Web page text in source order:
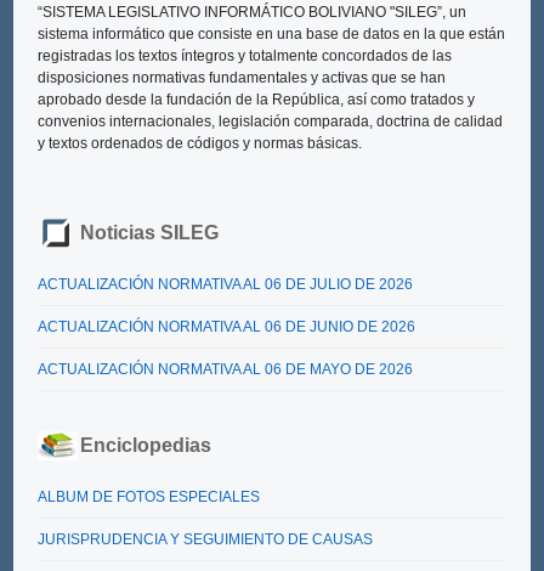
“SISTEMA LEGISLATIVO INFORMÁTICO BOLIVIANO "SILEG”, un
sistema informático que consiste en una base de datos en la que están
registradas los textos íntegros y totalmente concordados de las
disposiciones normativas fundamentales y activas que se han
aprobado desde la fundación de la República, así como tratados y
convenios internacionales, legislación comparada, doctrina de calidad
y textos ordenados de códigos y normas básicas.
Noticias SILEG
ACTUALIZACIÓN NORMATIVA AL 06 DE JULIO DE 2026
ACTUALIZACIÓN NORMATIVA AL 06 DE JUNIO DE 2026
ACTUALIZACIÓN NORMATIVA AL 06 DE MAYO DE 2026
Enciclopedias
ALBUM DE FOTOS ESPECIALES
JURISPRUDENCIA Y SEGUIMIENTO DE CAUSAS